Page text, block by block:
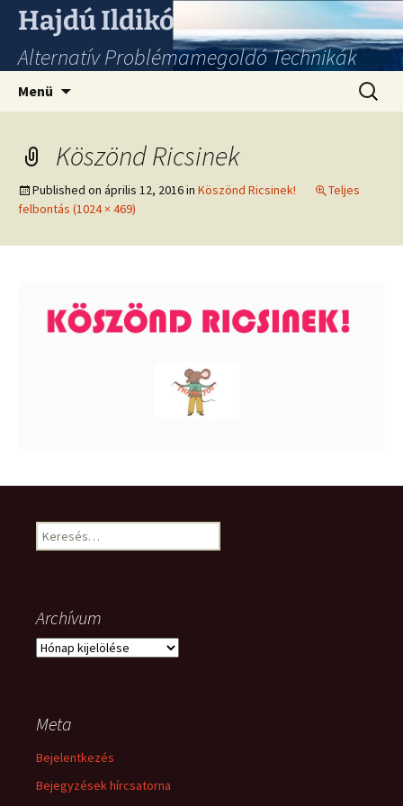
Hajdú Ildikó
Alternatív Problémamegoldó Technikák
Menü
Köszönd Ricsinek
Published on április 12, 2016in Köszönd Ricsinek!
Teljes
felbontás (1024 × 469)
Keresés:
Archívum
Archívum
Meta
Bejelentkezés
Bejegyzések hírcsatorna